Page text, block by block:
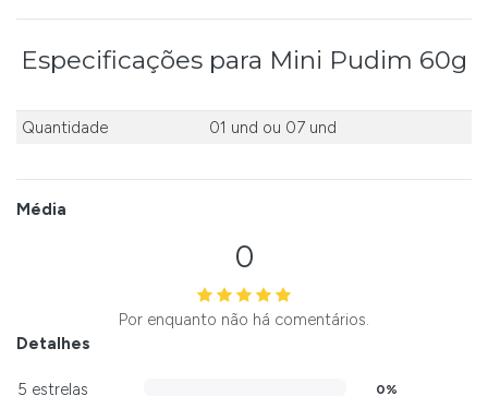
Especificações para Mini Pudim 60g
Quantidade 01 und ou 07 und
Média
0
Por enquanto não há comentários.
Detalhes
5 estrelas 0%